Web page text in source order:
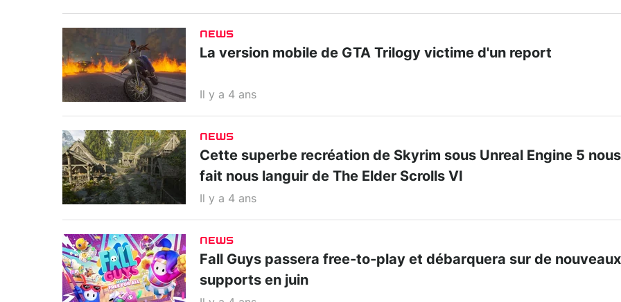
NEWS
La version mobile de GTA Trilogy victime d'un report
Il y a 4 ans
NEWS
Cette superbe recréation de Skyrim sous Unreal Engine 5 nous
fait nous languir de The Elder Scrolls VI
Il y a 4 ans
NEWS
Fall Guys passera free-to-play et débarquera sur de nouveaux
supports en juin